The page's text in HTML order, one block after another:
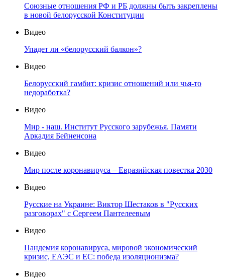
Союзные отношения РФ и РБ должны быть закреплены
в новой белорусской Конституции
Видео
Упадет ли «белорусский балкон»?
Видео
Белорусский гамбит: кризис отношений или чья-то
недоработка?
Видео
Мир - наш. Институт Русского зарубежья. Памяти
Аркадия Бейненсона
Видео
Мир после коронавируса – Евразийская повестка 2030
Видео
Русские на Украине: Виктор Шестаков в "Русских
разговорах" с Сергеем Пантелеевым
Видео
Пандемия коронавируса, мировой экономический
кризис, ЕАЭС и ЕС: победа изоляционизма?
Видео